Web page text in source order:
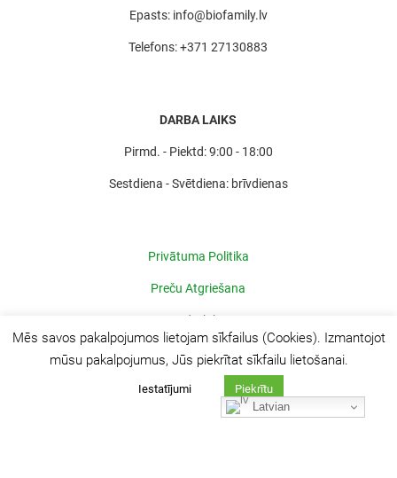
Epasts: info@biofamily.lv
Telefons: +371 27130883
DARBA LAIKS
Pirmd. - Piektd: 9:00 - 18:00
Sestdiena - Svētdiena: brīvdienas
Privātuma Politika
Preču Atgriešana
Sadarbība
Mēs savos pakalpojumos lietojam sīkfailus (Cookies). Izmantojot
mūsu pakalpojumus, Jūs piekrītat sīkfailu lietošanai.
Iestatījumi
Piekrītu
Latvian